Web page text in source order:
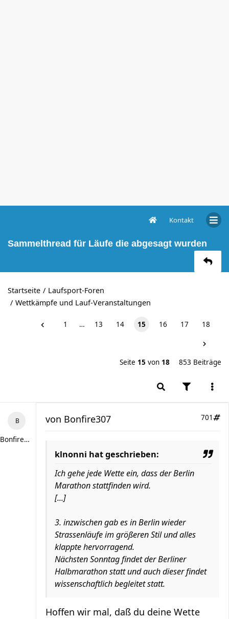
Kontakt
Sammelthread für Läufe die abgesagt wurden
Startseite
Laufsport-Foren
Wettkämpfe und Lauf-Veranstaltungen
1 … 13 14 15 16 17 18
Seite 15 von 18 853 Beiträge
Bonfire307
701
von Bonfire307
klnonni hat geschrieben:
Ich gehe jede Wette ein, dass der Berlin
Marathon stattfinden wird.
[...]
3. inzwischen gab es in Berlin wieder
Strassenläufe im größeren Stil und alles
klappte hervorragend.
Nächsten Sonntag findet der Berliner
Halbmarathon statt und auch dieser findet
wissenschaftlich begleitet statt.
Hoffen wir mal, daß du deine Wette